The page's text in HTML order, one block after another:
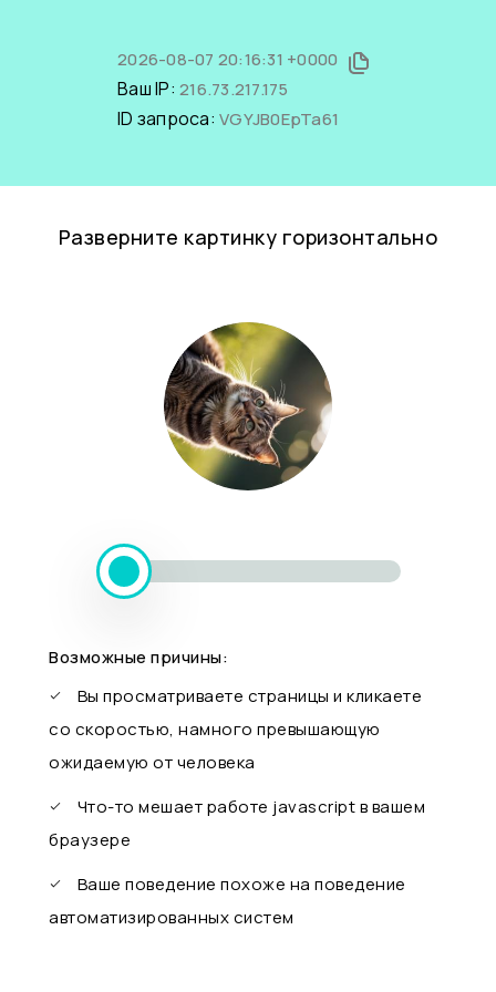
2026-08-07 20:16:31 +0000
Ваш IP: 216.73.217.175
ID запроса: VGYJB0EpTa61
Разверните картинку горизонтально
Возможные причины:
Вы просматриваете страницы и кликаете
со скоростью, намного превышающую
ожидаемую от человека
Что-то мешает работе javascript в вашем
браузере
Ваше поведение похоже на поведение
автоматизированных систем